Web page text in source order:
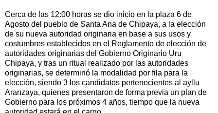
Cerca de las 12:00 horas se dio inicio en la plaza 6 de
Agosto del pueblo de Santa Ana de Chipaya, a la elección
de su nueva autoridad originaria en base a sus usos y
costumbres establecidos en el Reglamento de elección de
autoridades originarias del Gobierno Originario Uru
Chipaya, y tras un ritual realizado por las autoridades
originarias, se determinó la modalidad por fila para la
elección, siendo 3 los candidatos pertenecientes al ayllu
Aranzaya, quienes presentaron de forma previa un plan de
Gobierno para los próximos 4 años, tiempo que la nueva